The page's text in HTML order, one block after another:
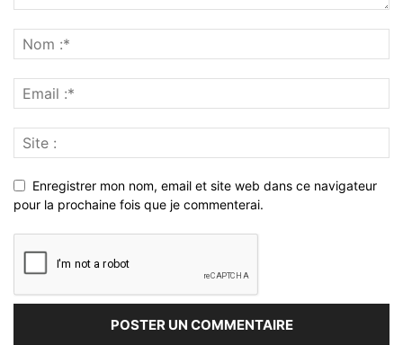
Enregistrer mon nom, email et site web dans ce navigateur
pour la prochaine fois que je commenterai.